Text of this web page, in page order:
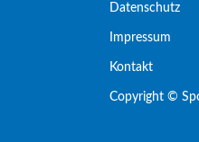
Datenschutz
Impressum
Kontakt
Copyright ©